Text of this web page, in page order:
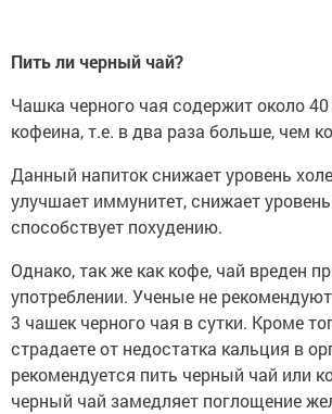
Пить ли черный чай?
Чашка черного чая содержит около
кофеина, т.е. в два раза больше, чем
Данный напиток снижает уровень
улучшает иммунитет, снижает
способствует похудению.
Однако, так же как кофе, чай вреден
употреблении. Ученые не
3 чашек черного чая в сутки. Кроме
страдаете от недостатка кальция в
рекомендуется пить черный чай или
черный чай замедляет поглощение